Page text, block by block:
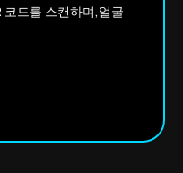
코드를 스캔하며,얼굴